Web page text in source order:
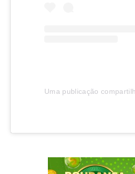
Uma publicação